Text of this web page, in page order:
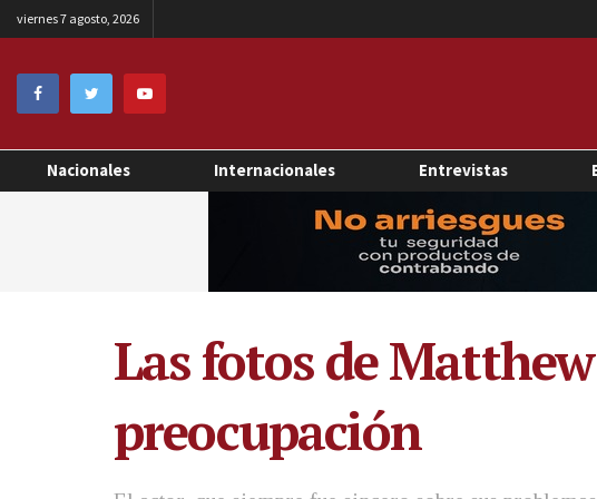
viernes 7 agosto, 2026
Nacionales Internacionales Entrevistas
Las fotos de
preocupación